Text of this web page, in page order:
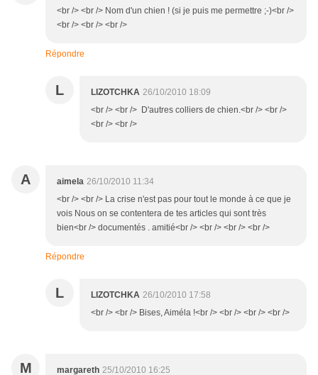
<br /> <br /> Nom d'un chien ! (si je puis me permettre ;-)<br />
<br /> <br /> <br />
Répondre
L LIZOTCHKA 26/10/2010 18:09
<br /> <br /> D'autres colliers de chien.<br /> <br />
<br /> <br />
A aimela 26/10/2010 11:34
<br /> <br /> La crise n'est pas pour tout le monde à ce que je
vois Nous on se contentera de tes articles qui sont très
bien<br /> documentés . amitié<br /> <br /> <br /> <br />
Répondre
L LIZOTCHKA 26/10/2010 17:58
<br /> <br /> Bises, Aiméla !<br /> <br /> <br /> <br />
M margareth 25/10/2010 16:25